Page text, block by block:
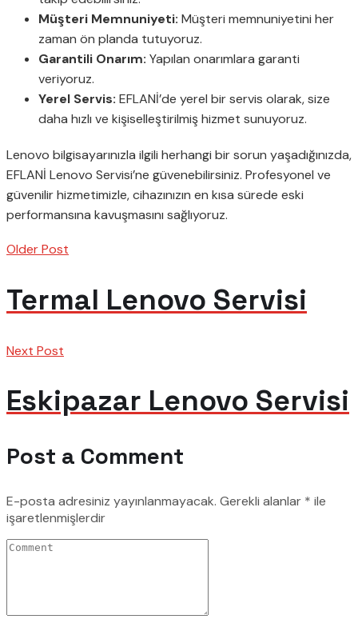
Müşteri Memnuniyeti: Müşteri memnuniyetini her
zaman ön planda tutuyoruz.
Garantili Onarım: Yapılan onarımlara garanti
veriyoruz.
Yerel Servis: EFLANİ’de yerel bir servis olarak, size
daha hızlı ve kişiselleştirilmiş hizmet sunuyoruz.
Lenovo bilgisayarınızla ilgili herhangi bir sorun yaşadığınızda,
EFLANİ Lenovo Servisi’ne güvenebilirsiniz. Profesyonel ve
güvenilir hizmetimizle, cihazınızın en kısa sürede eski
performansına kavuşmasını sağlıyoruz.
Older Post
Termal Lenovo Servisi
Next Post
Eskipazar Lenovo Servisi
Post a Comment
E-posta adresiniz yayınlanmayacak. Gerekli alanlar * ile
işaretlenmişlerdir